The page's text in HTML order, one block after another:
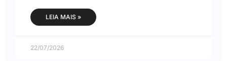
LEIA MAIS »
22/07/2026